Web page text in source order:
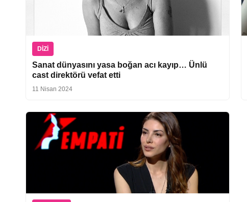
DIZI
Sanat dünyasını yasa boğan acı kayıp… Ünlü
cast direktörü vefat etti
11 Nisan 2024